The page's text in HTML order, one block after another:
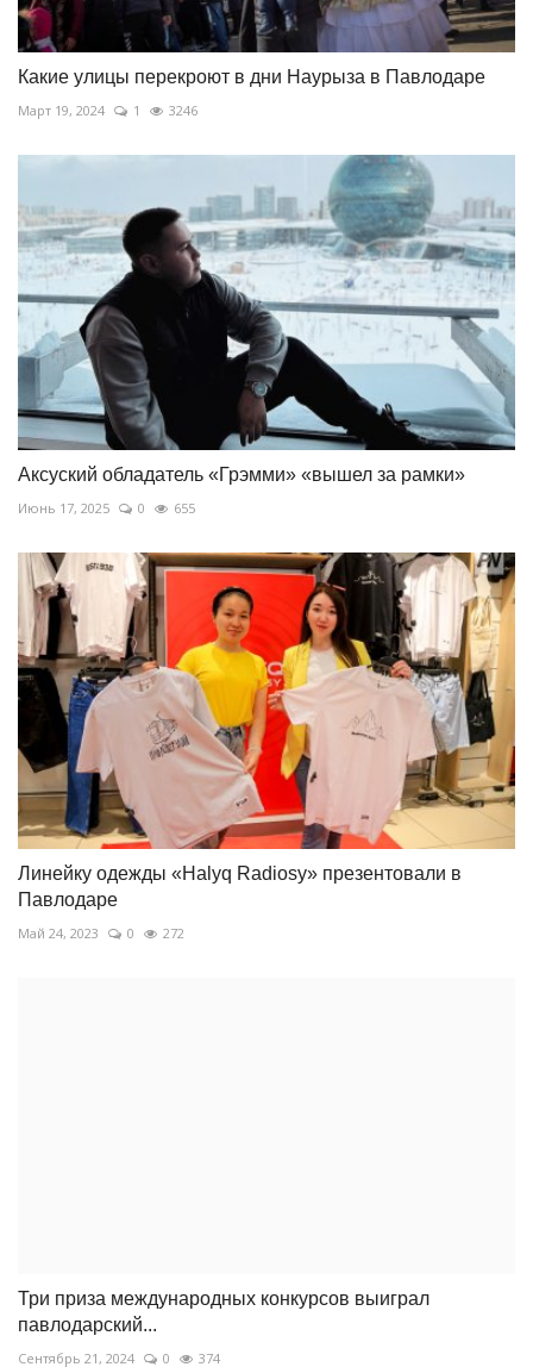
Какие улицы перекроют в дни Наурыза в Павлодаре
Март 19, 2024 1 3246
Аксуский обладатель «Грэмми» «вышел за рамки»
Июнь 17, 2025 0 655
Линейку одежды «Halyq Radiosy» презентовали в
Павлодаре
Май 24, 2023 0 272
Три приза международных конкурсов выиграл
павлодарский...
Сентябрь 21, 2024 0 374